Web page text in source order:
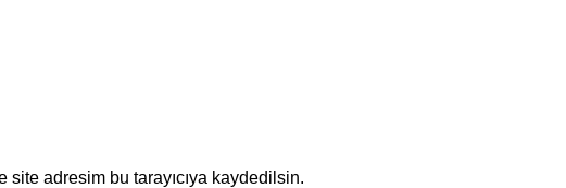
site adresim bu tarayıcıya kaydedilsin.